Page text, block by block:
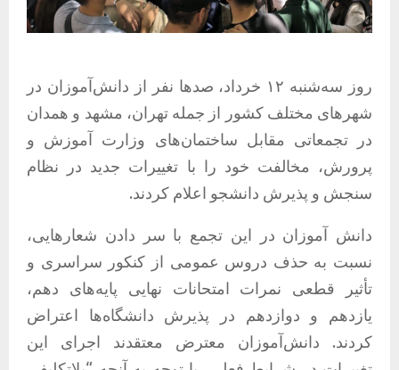
روز سه‌شنبه ۱۲ خرداد، صدها نفر از دانش‌آموزان در
شهرهای مختلف کشور از جمله تهران، مشهد و همدان
در تجمعاتی مقابل ساختمان‌های وزارت آموزش و
پرورش، مخالفت خود را با تغییرات جدید در نظام
سنجش و پذیرش دانشجو اعلام کردند.
دانش آموزان در این تجمع با سر دادن شعارهایی،
نسبت به حذف دروس عمومی از کنکور سراسری و
تأثیر قطعی نمرات امتحانات نهایی پایه‌های دهم،
یازدهم و دوازدهم در پذیرش دانشگاه‌ها اعتراض
کردند. دانش‌آموزان معترض معتقدند اجرای این